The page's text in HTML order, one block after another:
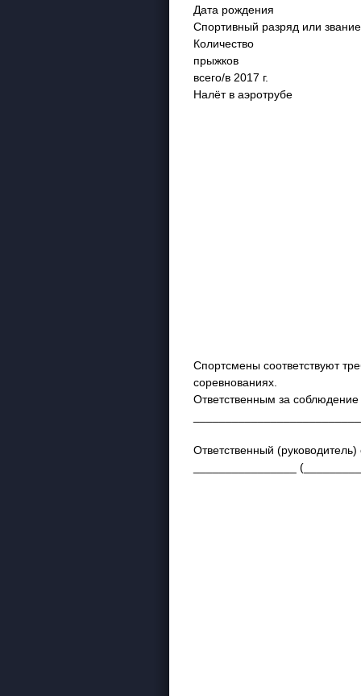
Дата рождения
Спортивный разряд или звание
Количество
прыжков
всего/в 2017 г.
Налёт в аэротрубе
Спортсмены соответствуют
соревнованиях.
Ответственным за
Ответственный
________________